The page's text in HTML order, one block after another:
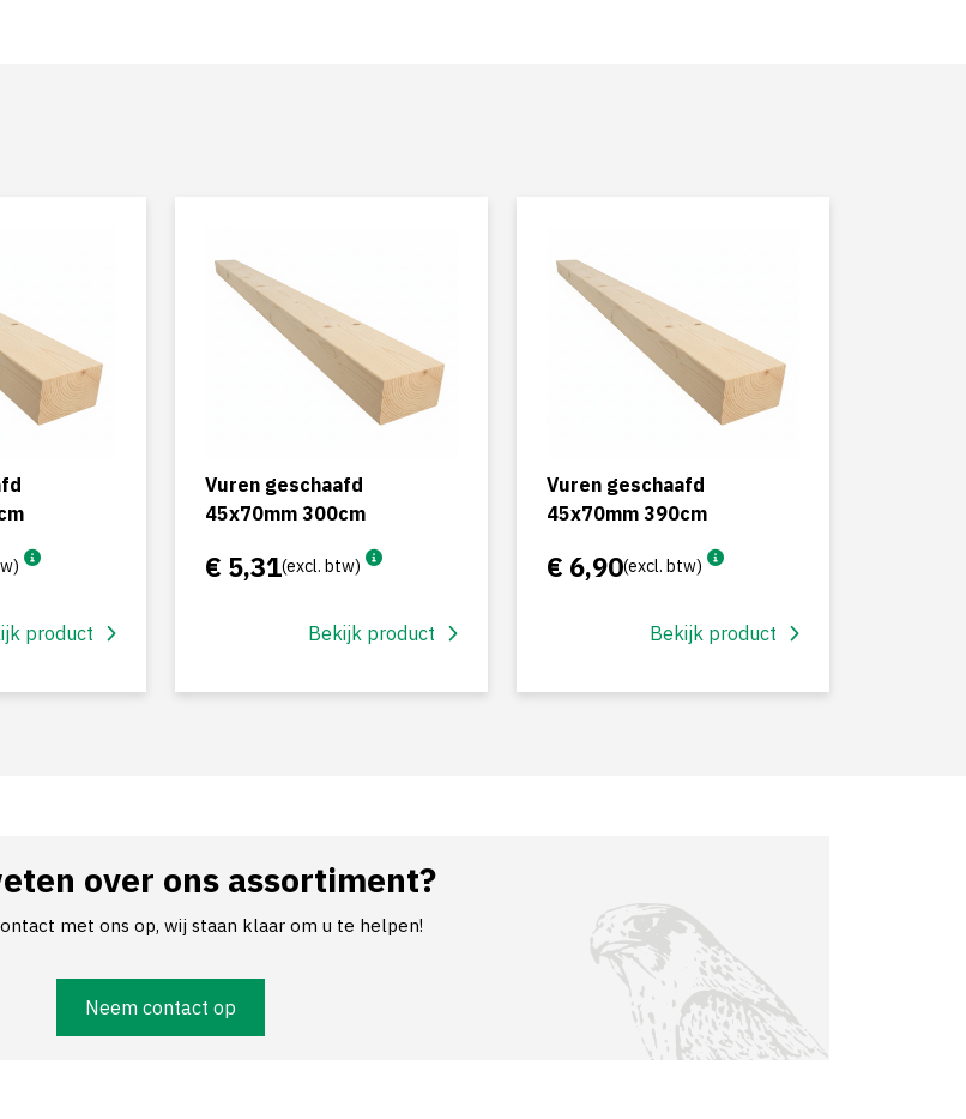
product
Vuren geschaafd
45x70mm 300cm
€ 5,31(excl. btw)
Bekijk product
Vuren geschaafd
45x70mm 390cm
€ 6,90(excl. btw)
Bekijk product
over ons assortiment?
met ons op, wij staan klaar om u te helpen!
Neem contact op